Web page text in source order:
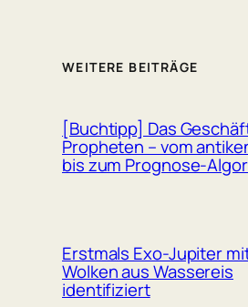
WEITERE BEITRÄGE
[Buchtipp] Das
Propheten – vom
bis zum Prognose-
Erstmals Exo-Jupiter
Wolken aus Wassereis
identifiziert